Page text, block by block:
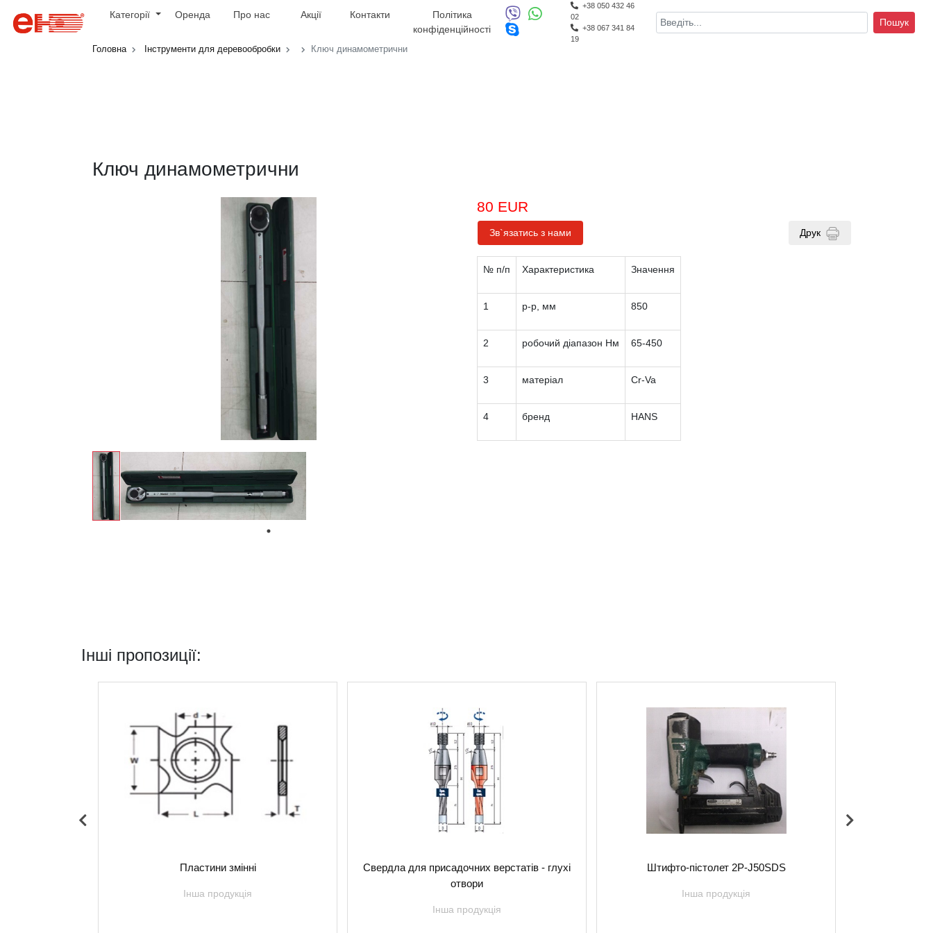
Категорії Оренда Про нас Акції Контакти
Політика
конфіденційності
+38 050 432 46
02
+38 067 341 84
19
Пошук
Головна Інструменти для деревообробки Ключ динамометрични
Ключ динамометрични
80 EUR
Зв`язатись з нами Друк
№ п/п Характеристика Значення
1 р-р, мм 850
2 робочий діапазон Нм 65-450
3 матеріал Cr-Va
4 бренд HANS
Інші пропозиції:
Пластини змінні
Інша продукція
Свердла для присадочних верстатів - глухі
отвори
Інша продукція
Штифто-пістолет 2P-J50SDS
Інша продукція